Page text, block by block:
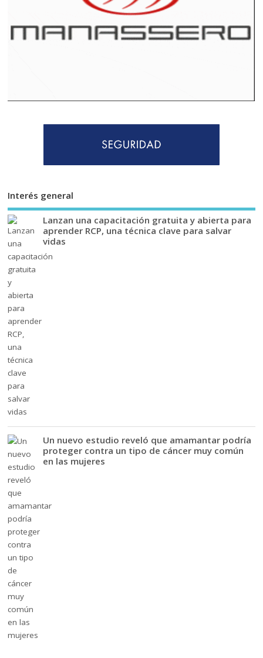
Interés general
Lanzan una capacitación gratuita y abierta para
aprender RCP, una técnica clave para salvar
vidas
Un nuevo estudio reveló que amamantar podría
proteger contra un tipo de cáncer muy común
en las mujeres